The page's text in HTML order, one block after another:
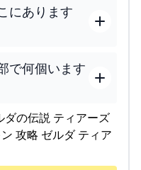
にあります
で何個います
の伝説 ティアーズ
攻略 ゼルダ ティア